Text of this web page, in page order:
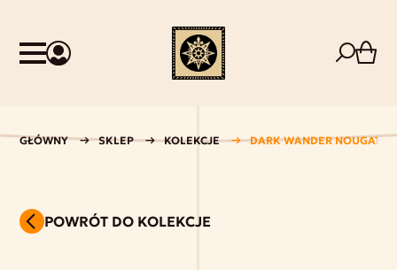
GŁÓWNY SKLEP KOLEKCJE DARK WANDER NOUGAT
POWRÓT DO KOLEKCJE